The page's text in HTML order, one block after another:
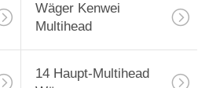
Wäger Kenwei
Multihead
14 Haupt-Multihead